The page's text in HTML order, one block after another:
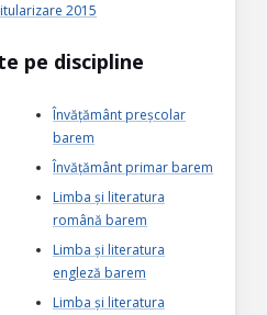
2015
pe discipline
Învățământ preșcolar
barem
Învățământ primar barem
Limba și literatura
română barem
Limba și literatura
engleză barem
Limba și literatura